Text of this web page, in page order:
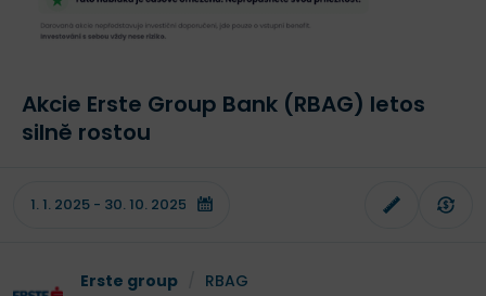
Akcie Erste Group Bank (RBAG) letos
silně rostou
Erste group RBAG